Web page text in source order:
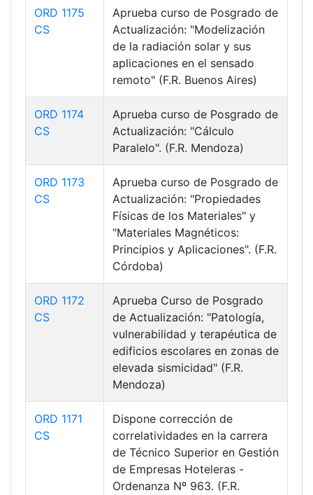
ORD 1175
CS
Aprueba curso de Posgrado de
Actualización: "Modelización
de la radiación solar y sus
aplicaciones en el sensado
remoto" (F.R. Buenos Aires)
ORD 1174
CS
Aprueba curso de Posgrado de
Actualización: "Cálculo
Paralelo". (F.R. Mendoza)
ORD 1173
CS
Aprueba curso de Posgrado de
Actualización: "Propiedades
Físicas de los Materiales" y
"Materiales Magnéticos:
Principios y Aplicaciones". (F.R.
Córdoba)
ORD 1172
CS
Aprueba Curso de Posgrado
de Actualización: "Patología,
vulnerabilidad y terapéutica de
edificios escolares en zonas de
elevada sismicidad" (F.R.
Mendoza)
ORD 1171
CS
Dispone corrección de
correlatividades en la carrera
de Técnico Superior en Gestión
de Empresas Hoteleras -
Ordenanza Nº 963. (F.R.